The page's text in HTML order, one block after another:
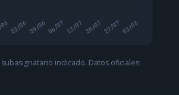
22/06 29/0606/07 13/07 20/07 27/07 03/08
indicado. Datos oficiales: